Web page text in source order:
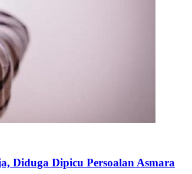
Diduga Dipicu Persoalan Asmara